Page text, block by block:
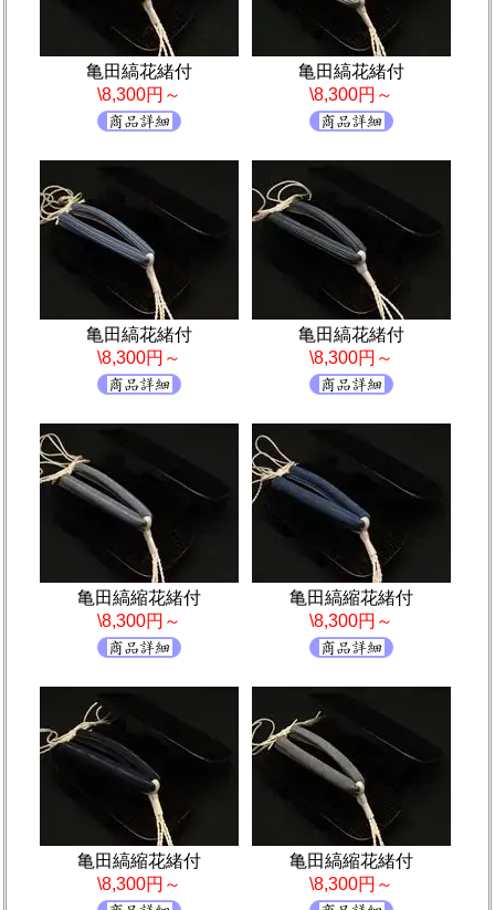
亀田縞花緒付
\8,300円～
亀田縞花緒付
\8,300円～
亀田縞花緒付
\8,300円～
亀田縞花緒付
\8,300円～
亀田縞縮花緒付
\8,300円～
亀田縞縮花緒付
\8,300円～
亀田縞縮花緒付
\8,300円～
亀田縞縮花緒付
\8,300円～